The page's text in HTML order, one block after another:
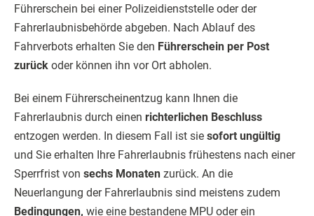
Führerschein bei einer Polizeidienststelle oder der
Fahrerlaubnisbehörde abgeben. Nach Ablauf des
Fahrverbots erhalten Sie den Führerschein per Post
zurück oder können ihn vor Ort abholen.
Bei einem Führerscheinentzug kann Ihnen die
Fahrerlaubnis durch einen richterlichen Beschluss
entzogen werden. In diesem Fall ist sie sofort ungültig
und Sie erhalten Ihre Fahrerlaubnis frühestens nach einer
Sperrfrist von sechs Monaten zurück. An die
Neuerlangung der Fahrerlaubnis sind meistens zudem
Bedingungen, wie eine bestandene MPU oder ein